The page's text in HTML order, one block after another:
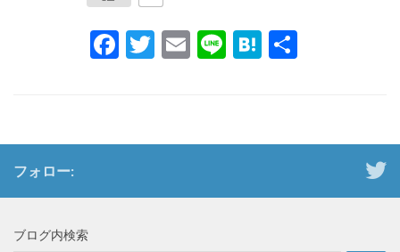
Facebook
Twitter
EmailLineHatena
フォロー:
ブログ内検索